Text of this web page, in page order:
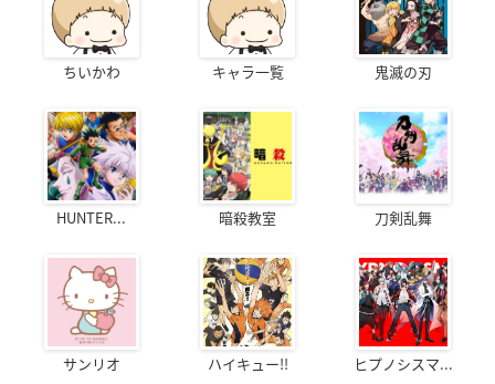
ちいかわ キャラ一覧 鬼滅の刃
HUNTER... 暗殺教室 刀剣乱舞
サンリオ ハイキュー!! ヒプノシスマ...